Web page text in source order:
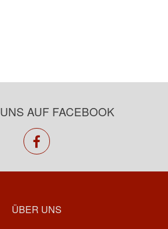
AUF FACEBOOK
facebook
ÜBER UNS